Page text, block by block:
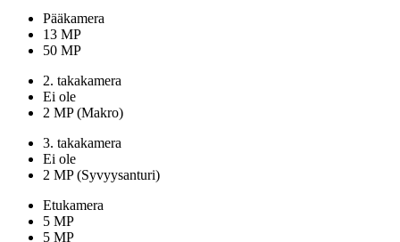
Pääkamera
13 MP
50 MP
2. takakamera
Ei ole
2 MP (Makro)
3. takakamera
Ei ole
2 MP (Syvyysanturi)
Etukamera
5 MP
5 MP